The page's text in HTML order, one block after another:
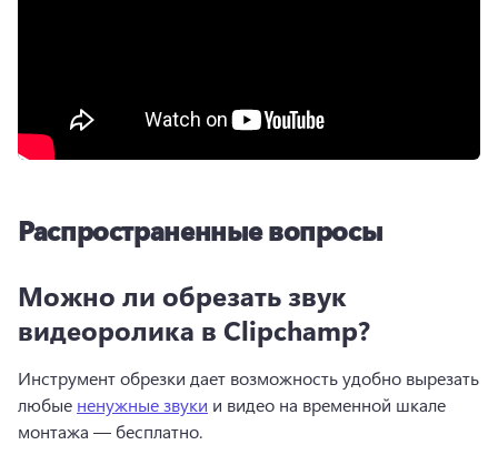
Распространенные вопросы
Можно ли обрезать звук
видеоролика в Clipchamp?
Инструмент обрезки дает возможность удобно вырезать
любые ненужные звуки и видео на временной шкале
монтажа — бесплатно.